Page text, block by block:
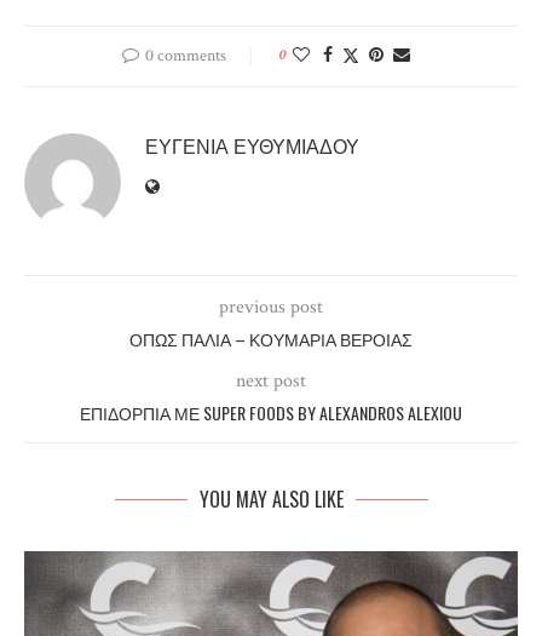
0 comments 0
ΕΥΓΕΝΊΑ ΕΥΘΥΜΙΆΔΟΥ
previous post
ΌΠΩΣ ΠΑΛΙΆ – ΚΟΥΜΑΡΙΆ ΒΈΡΟΙΑΣ
next post
ΕΠΙΔΌΡΠΙΑ ΜΕ SUPER FOODS BY ALEXANDROS ALEXIOU
YOU MAY ALSO LIKE